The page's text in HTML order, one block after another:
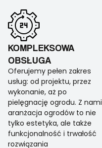
KOMPLEKSOWA
OBSŁUGA
Oferujemy pełen zakres
usług: od projektu, przez
wykonanie, aż po
pielęgnację ogrodu. Z nami
aranżacja ogrodów to nie
tylko estetyka, ale także
funkcjonalność i trwałość
rozwiązania